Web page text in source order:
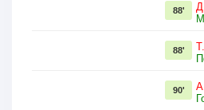
88'
88'
90'